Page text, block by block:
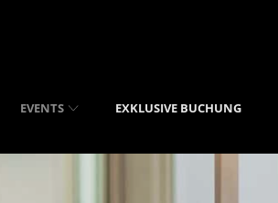
EVENTS EXKLUSIVE BUCHUNG